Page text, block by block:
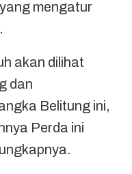
mengatur
akan dilihat
dan
Belitung ini,
Perda ini